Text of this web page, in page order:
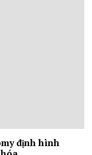
định hình